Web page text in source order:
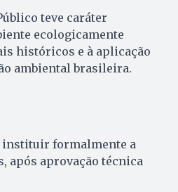
teve caráter
ecologicamente
históricos e à aplicação
ambiental brasileira.
instituir formalmente a
após aprovação técnica